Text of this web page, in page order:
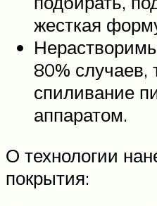
жесткая
80% случаев,
спиливание
аппаратом.
О технологии
покрытия: